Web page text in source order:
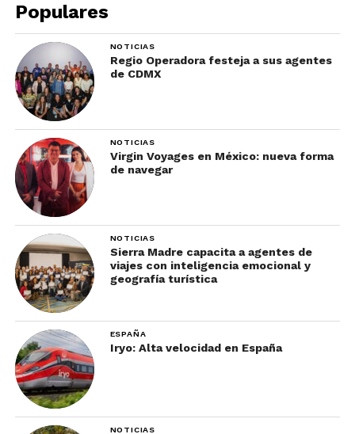
Populares
NOTICIAS
Regio Operadora festeja a sus agentes
de CDMX
NOTICIAS
Virgin Voyages en México: nueva forma
de navegar
NOTICIAS
Sierra Madre capacita a agentes de
viajes con inteligencia emocional y
geografía turística
ESPAÑA
Iryo: Alta velocidad en España
NOTICIAS